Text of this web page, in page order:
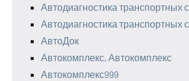
Автодиагностика транспортных
Автодиагностика транспортных
АвтоДок
Автокомплекс, Автокомплекс
Автокомплекс999